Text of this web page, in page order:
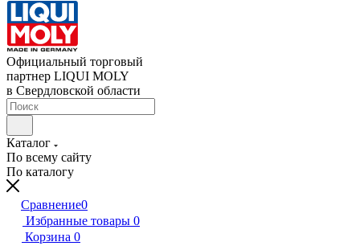
Официальный торговый
партнер LIQUI MOLY
в Свердловской области
Каталог
По всему сайту
По каталогу
Сравнение0
Избранные товары 0
Корзина 0